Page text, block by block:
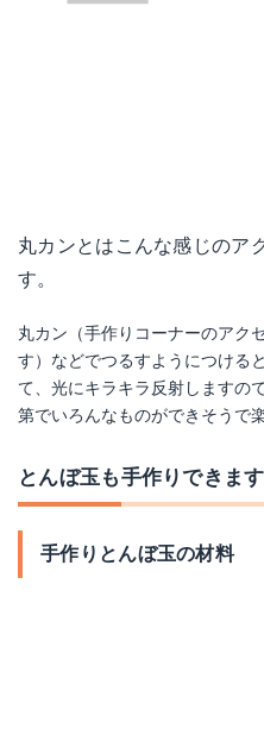
丸カンとはこんな感じのア
す。
丸カン（手作りコーナーのアク
す）などでつるすようにつける
て、光にキラキラ反射しますの
第でいろんなものができそうで
とんぼ玉も手作りできます
手作りとんぼ玉の材料